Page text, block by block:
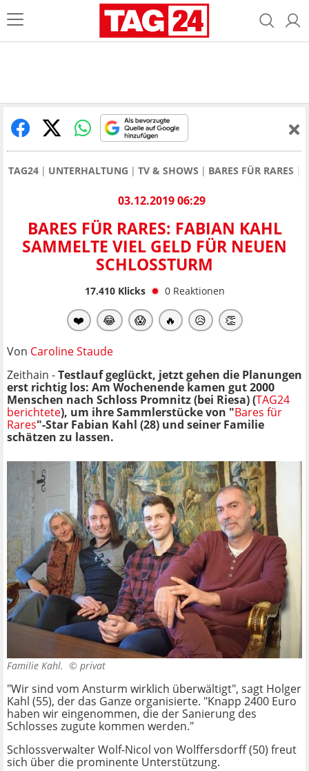
TAG24 UNTERHALTUNG TV & SHOWS BARES FÜR RARES
03.12.2019 06:29
BARES FÜR RARES: FABIAN KAHL
SAMMELTE VIEL GELD FÜR NEUEN
SCHLOSSTURM
17.410Klicks 0 Reaktionen
❤️ 😂 😱 🔥 😥 👏
Von Caroline Staude
Zeithain -Testlauf geglückt, jetzt gehen die Planungen
erst richtig los: Am Wochenende kamen gut 2000
Menschen nach Schloss Promnitz (bei Riesa) (TAG24
berichtete), um ihre Sammlerstücke von "Bares für
Rares"-Star Fabian Kahl (28) und seiner Familie
schätzen zu lassen.
Familie Kahl. © privat
"Wir sind vom Ansturm wirklich überwältigt", sagt Holger
Kahl (55), der das Ganze organisierte. "Knapp 2400 Euro
haben wir eingenommen, die der Sanierung des
Schlosses zugute kommen werden."
Schlossverwalter Wolf-Nicol von Wolffersdorff (50) freut
sich über die prominente Unterstützung.